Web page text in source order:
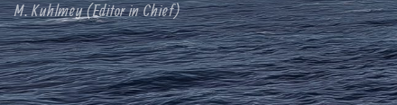
M. Kuhlmey (Editor in Chief)